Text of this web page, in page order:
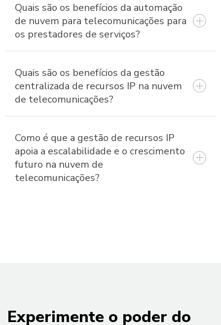
Quais são os benefícios da automação
de nuvem para telecomunicações para
os prestadores de serviços?
Quais são os benefícios da gestão
centralizada de recursos IP na nuvem
de telecomunicações?
Como é que a gestão de recursos IP
apoia a escalabilidade e o crescimento
futuro na nuvem de
telecomunicações?
Experimente o poder do